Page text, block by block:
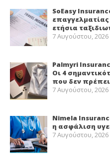
SoEasy
επαγγελματίας
ετήσια
7 Αυγούστου, 2026
Palmyri
Οι 4
που δεν πρέπει
7 Αυγούστου, 2026
Nimela
η ασφάλιση
7 Αυγούστου, 2026